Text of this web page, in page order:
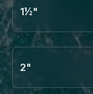
1½"
2"